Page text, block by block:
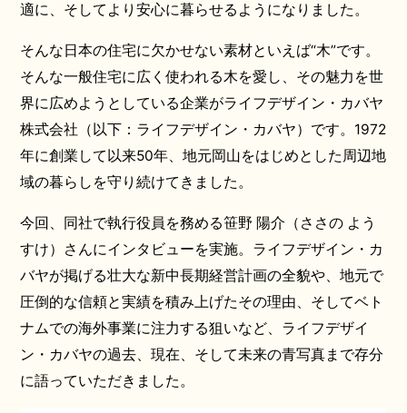
適に、そしてより安心に暮らせるようになりました。
そんな日本の住宅に欠かせない素材といえば“木”です。
そんな一般住宅に広く使われる木を愛し、その魅力を世
界に広めようとしている企業がライフデザイン・カバヤ
株式会社（以下：ライフデザイン・カバヤ）です。1972
年に創業して以来50年、地元岡山をはじめとした周辺地
域の暮らしを守り続けてきました。
今回、同社で執行役員を務める笹野 陽介（ささの よう
すけ）さんにインタビューを実施。ライフデザイン・カ
バヤが掲げる壮大な新中長期経営計画の全貌や、地元で
圧倒的な信頼と実績を積み上げたその理由、そしてベト
ナムでの海外事業に注力する狙いなど、ライフデザイ
ン・カバヤの過去、現在、そして未来の青写真まで存分
に語っていただきました。